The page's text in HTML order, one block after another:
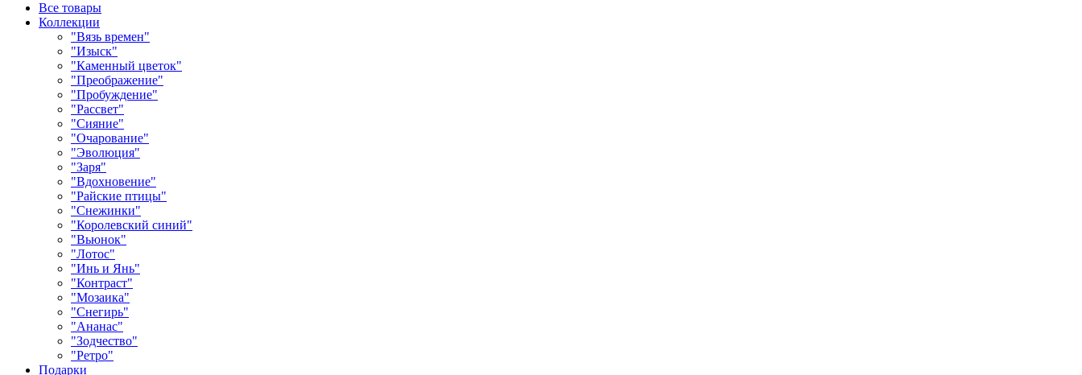
Все товары
Коллекции
"Вязь времен"
"Изыск"
"Каменный цветок"
"Преображение"
"Пробуждение"
"Рассвет"
"Сияние"
"Очарование"
"Эволюция"
"Заря"
"Вдохновение"
"Райские птицы"
"Снежинки"
"Королевский синий"
"Вьюнок"
"Лотос"
"Инь и Янь"
"Контраст"
"Мозаика"
"Снегирь"
"Ананас"
"Зодчество"
"Ретро"
Подарки